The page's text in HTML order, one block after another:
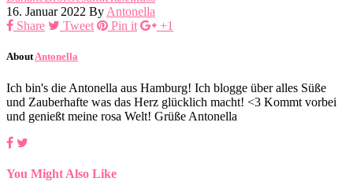
16. Januar 2022 By Antonella
Share
Tweet Pin it +1
AboutAntonella
Ich bin's die Antonella aus Hamburg! Ich blogge über alles Süße
und Zauberhafte was das Herz glücklich macht! <3 Kommt vorbei
und genießt meine rosa Welt! Grüße Antonella
You Might Also Like